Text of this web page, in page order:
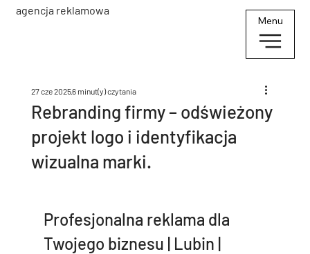
agencja reklamowa
Menu
Rebranding firmy – odświeżony
projekt logo i identyfikacja
wizualna marki.
27 cze 20256 minut(y) czytania
Profesjonalna reklama dla
Twojego biznesu | Lubin |